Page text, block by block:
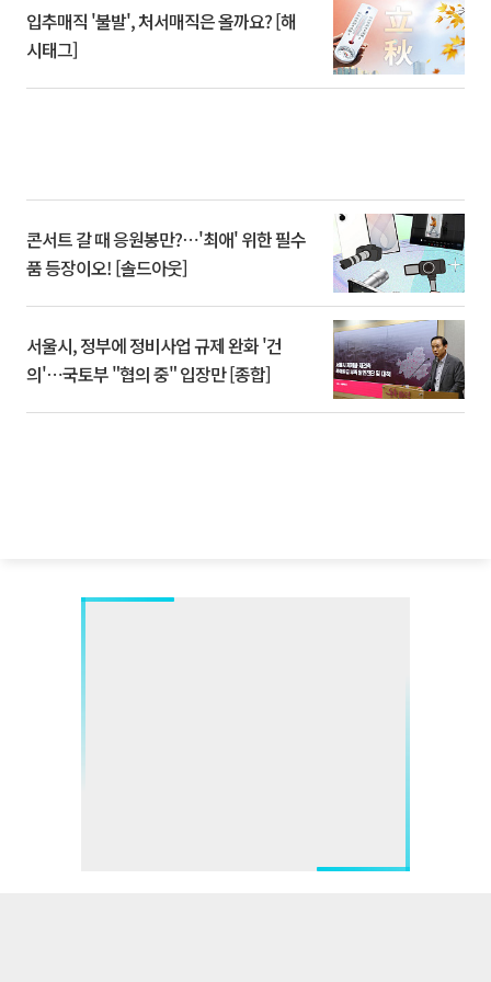
입추매직 '불발', 처서매직은 올까요? [해
시태그]
콘서트 갈 때 응원봉만?⋯'최애' 위한 필수
품 등장이오! [솔드아웃]
서울시, 정부에 정비사업 규제 완화 '건
의'⋯국토부 "협의 중" 입장만 [종합]